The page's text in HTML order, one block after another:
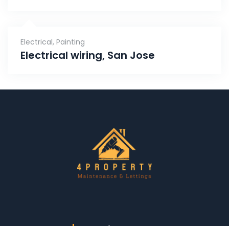
Electrical, Painting
Electrical wiring, San Jose